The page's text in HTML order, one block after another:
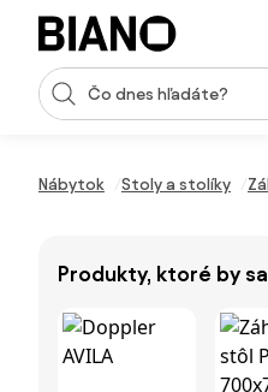
Preskočiť navigáciu, prejsť na
Vstup pre vyhľadávanie
Nábytok Stoly a stolíky
Produkty, ktoré by